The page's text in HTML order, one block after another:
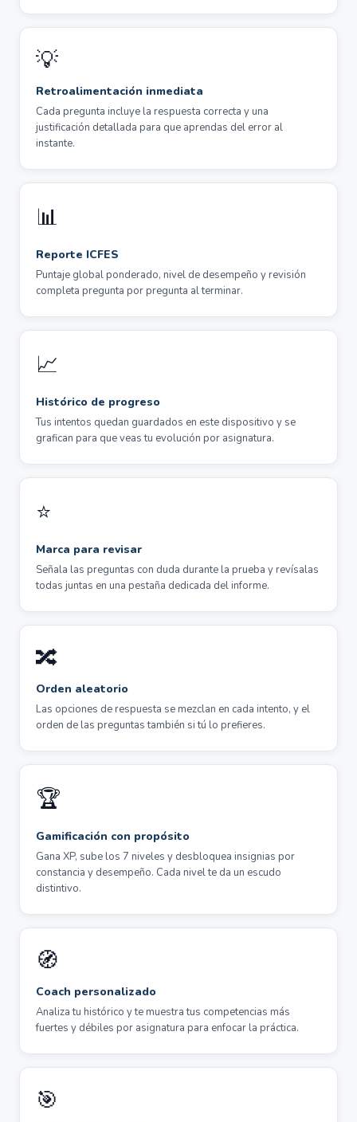
💡
Retroalimentación inmediata
Cada pregunta incluye la respuesta correcta y una
justificación detallada para que aprendas del error al
instante.
📊
Reporte ICFES
Puntaje global ponderado, nivel de desempeño y revisión
completa pregunta por pregunta al terminar.
📈
Histórico de progreso
Tus intentos quedan guardados en este dispositivo y se
grafican para que veas tu evolución por asignatura.
⭐
Marca para revisar
Señala las preguntas con duda durante la prueba y revísalas
todas juntas en una pestaña dedicada del informe.
🔀
Orden aleatorio
Las opciones de respuesta se mezclan en cada intento, y el
orden de las preguntas también si tú lo prefieres.
🏆
Gamificación con propósito
Gana XP, sube los 7 niveles y desbloquea insignias por
constancia y desempeño. Cada nivel te da un escudo
distintivo.
🧭
Coach personalizado
Analiza tu histórico y te muestra tus competencias más
fuertes y débiles por asignatura para enfocar la práctica.
🎯